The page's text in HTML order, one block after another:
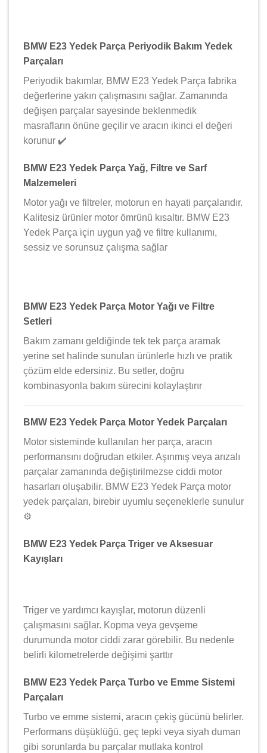
BMW E23 Yedek Parça Periyodik Bakım Yedek
Parçaları
Periyodik bakımlar, BMW E23 Yedek Parça fabrika
değerlerine yakın çalışmasını sağlar. Zamanında
değişen parçalar sayesinde beklenmedik
masrafların önüne geçilir ve aracın ikinci el değeri
korunur ✔️
BMW E23 Yedek Parça Yağ, Filtre ve Sarf
Malzemeleri
Motor yağı ve filtreler, motorun en hayati parçalarıdır.
Kalitesiz ürünler motor ömrünü kısaltır. BMW E23
Yedek Parça için uygun yağ ve filtre kullanımı,
sessiz ve sorunsuz çalışma sağlar ️
BMW E23 Yedek Parça Motor Yağı ve Filtre
Setleri
Bakım zamanı geldiğinde tek tek parça aramak
yerine set halinde sunulan ürünlerle hızlı ve pratik
çözüm elde edersiniz. Bu setler, doğru
kombinasyonla bakım sürecini kolaylaştırır
BMW E23 Yedek Parça Motor Yedek Parçaları
Motor sisteminde kullanılan her parça, aracın
performansını doğrudan etkiler. Aşınmış veya arızalı
parçalar zamanında değiştirilmezse ciddi motor
hasarları oluşabilir. BMW E23 Yedek Parça motor
yedek parçaları, birebir uyumlu seçeneklerle sunulur
⚙️
BMW E23 Yedek Parça Triger ve Aksesuar
Kayışları
Triger ve yardımcı kayışlar, motorun düzenli
çalışmasını sağlar. Kopma veya gevşeme
durumunda motor ciddi zarar görebilir. Bu nedenle
belirli kilometrelerde değişimi şarttır
BMW E23 Yedek Parça Turbo ve Emme Sistemi
Parçaları
Turbo ve emme sistemi, aracın çekiş gücünü belirler.
Performans düşüklüğü, geç tepki veya siyah duman
gibi sorunlarda bu parçalar mutlaka kontrol